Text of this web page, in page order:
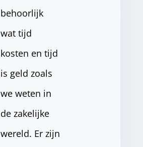
behoorlijk
wat tijd
kosten en tijd
is geld zoals
we weten in
de zakelijke
wereld. Er zijn